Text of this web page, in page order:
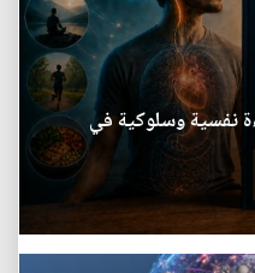
نفسية وسلوكية في